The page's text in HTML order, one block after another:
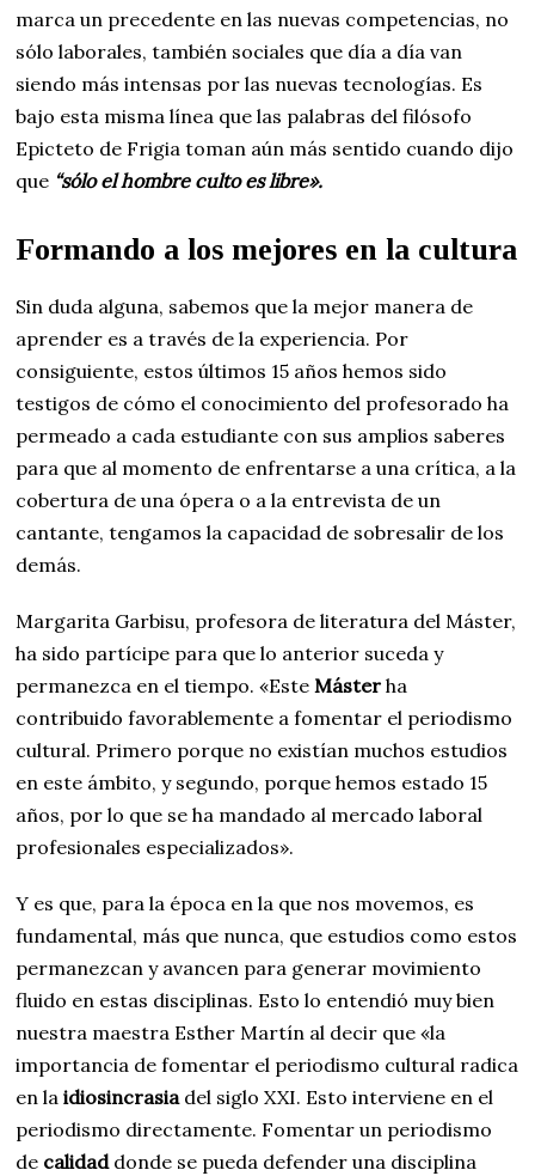
marca un precedente en las nuevas competencias, no
sólo laborales, también sociales que día a día van
siendo más intensas por las nuevas tecnologías. Es
bajo esta misma línea que las palabras del filósofo
Epicteto de Frigia toman aún más sentido cuando dijo
que “sólo el hombre culto es libre».
Formando a los mejores en la cultura
Sin duda alguna, sabemos que la mejor manera de
aprender es a través de la experiencia. Por
consiguiente, estos últimos 15 años hemos sido
testigos de cómo el conocimiento del profesorado ha
permeado a cada estudiante con sus amplios saberes
para que al momento de enfrentarse a una crítica, a la
cobertura de una ópera o a la entrevista de un
cantante, tengamos la capacidad de sobresalir de los
demás.
Margarita Garbisu, profesora de literatura del Máster,
ha sido partícipe para que lo anterior suceda y
permanezca en el tiempo. «Este Másterha
contribuido favorablemente a fomentar el periodismo
cultural. Primero porque no existían muchos estudios
en este ámbito, y segundo, porque hemos estado 15
años, por lo que se ha mandado al mercado laboral
profesionales especializados».
Y es que, para la época en la que nos movemos, es
fundamental, más que nunca, que estudios como estos
permanezcan y avancen para generar movimiento
fluido en estas disciplinas. Esto lo entendió muy bien
nuestra maestra Esther Martín al decir que «la
importancia de fomentar el periodismo cultural radica
en laidiosincrasia del siglo XXI. Esto interviene en el
periodismo directamente. Fomentar un periodismo
de calidaddonde se pueda defender una disciplina